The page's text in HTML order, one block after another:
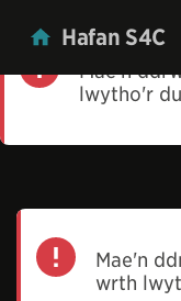
Hafan S4C
Mae'n
lwytho'r
Mae'n
wrth